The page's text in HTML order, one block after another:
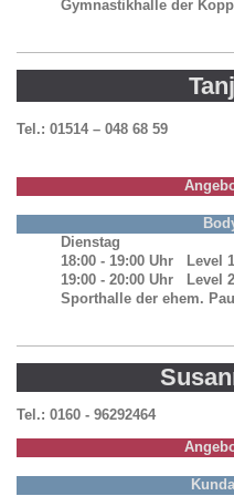
Gymnastikhalle der
Tel.: 01514 – 048 68 59
Dienstag
18:00 - 19:00 Uhr Level 1
19:00 - 20:00 Uhr Level 2
Sporthalle der ehem.
Tel.: 0160 - 96292464